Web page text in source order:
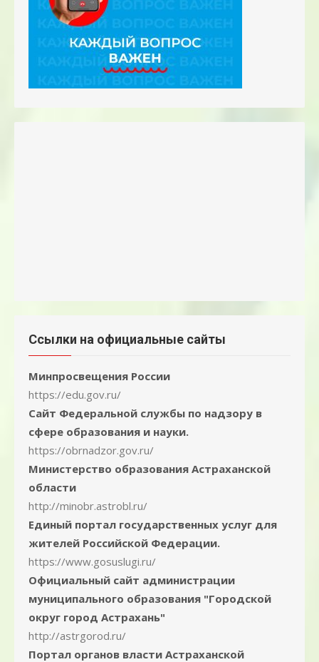
Ссылки на официальные сайты
Минпросвещения России
https://edu.gov.ru/
Сайт Федеральной службы по надзору в
сфере образования и науки.
https://obrnadzor.gov.ru/
Министерство образования Астраханской
области
http://minobr.astrobl.ru/
Единый портал государственных услуг для
жителей Российской Федерации.
https://www.gosuslugi.ru/
Официальный сайт администрации
муниципального образования "Городской
округ город Астрахань"
http://astrgorod.ru/
Портал органов власти Астраханской